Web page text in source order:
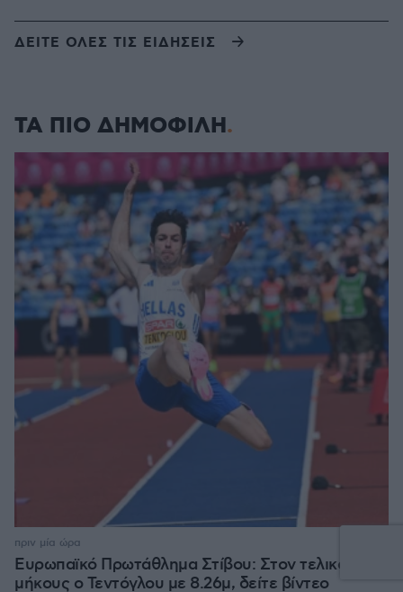
ΔΕΙΤΕ ΟΛΕΣ ΤΙΣ ΕΙΔΗΣΕΙΣ
ΤΑ ΠΙΟ ΔΗΜΟΦΙΛΗ
Ευρωπαϊκό Πρωτάθλημα Στίβου: Στον τελικό του
μήκους ο Τεντόγλου με 8.26μ, δείτε βίντεο
πριν μία ώρα